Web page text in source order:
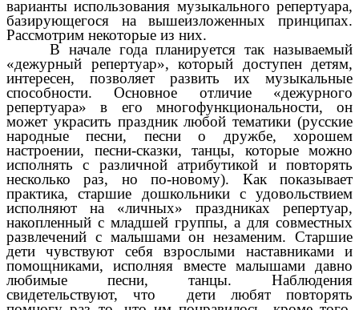
варианты использования музыкального репертуара,
базирующегося на вышеизложенных принципах.
Рассмотрим некоторые из них.
В начале года планируется так называемый
«дежурный репертуар», который доступен детям,
интересен, позволяет развить их музыкальные
способности. Основное отличие «дежурного
репертуара» в его многофункциональности, он
может украсить праздник любой тематики (русские
народные песни, песни о дружбе, хорошем
настроении, песни-сказки, танцы, которые можно
исполнять с различной атрибутикой и повторять
несколько раз, но по-новому). Как показывает
практика, старшие дошкольники с удовольствием
исполняют на «личных» праздниках репертуар,
накопленный с младшей группы, а для совместных
развлечений с малышами он незаменим. Старшие
дети чувствуют себя взрослыми наставниками и
помощниками, исполняя вместе малышами давно
любимые песни, танцы. Наблюдения
свидетельствуют, что дети любят повторять